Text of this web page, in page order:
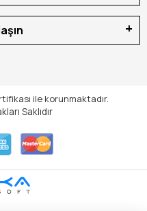
ile korunmaktadır.
Saklıdır